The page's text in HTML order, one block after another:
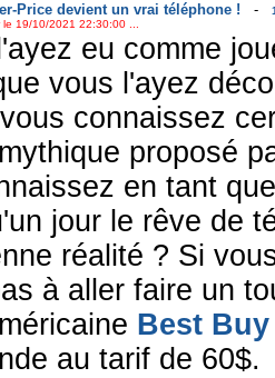
Price devient un vrai téléphone ! -
le 19/10/2021 22:30:00 ...
eu comme
vous l'ayez
connaissez
proposé
en tant
jour le rêve de
réalité ? Si
à aller faire un
Best Buy
au tarif de 60$.